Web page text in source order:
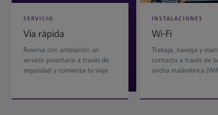
SERVICIO
Vía rápida
Reserva con antelación un
servicio prioritario a través de
seguridad y comienza tu viaje
INSTALACIONES
Wi-Fi
Trabaja, navega y
contacto a través de
ancha inalámbrica